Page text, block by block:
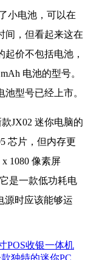
小电池，可以在
间，但看起来这在
价不包括电池，
电池的型号。
型号已经上市。
JX02 迷你电脑的
芯片，但内存更
1080 像素屏
是一款低功耗电
源时应该能够运
POS收银一体机
独特的迷你PC